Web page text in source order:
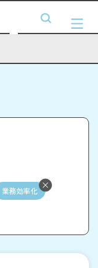
業務効率化